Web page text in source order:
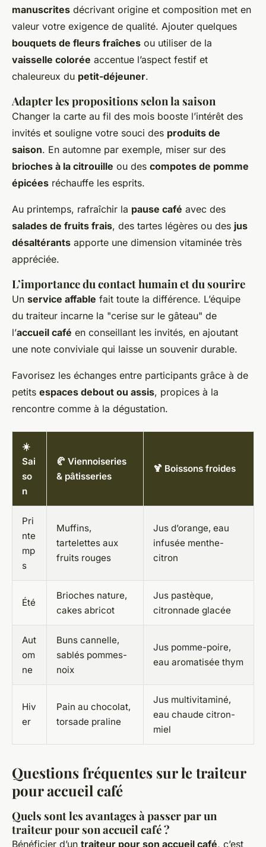
manuscrites décrivant origine et composition met en
valeur votre exigence de qualité. Ajouter quelques
bouquets de fleurs fraîches ou utiliser de la
vaisselle colorée accentue l’aspect festif et
chaleureux du petit-déjeuner.
Adapter les propositions selon la saison
Changer la carte au fil des mois booste l’intérêt des
invités et souligne votre souci des produits de
saison. En automne par exemple, miser sur des
brioches à la citrouille ou des compotes de pomme
épicées réchauffe les esprits.
Au printemps, rafraîchir la pause café avec des
salades de fruits frais, des tartes légères ou des jus
désaltérants apporte une dimension vitaminée très
appréciée.
L’importance du contact humain et du sourire
Un service affable fait toute la différence. L’équipe
du traiteur incarne la "cerise sur le gâteau" de
l’accueil café en conseillant les invités, en ajoutant
une note conviviale qui laisse un souvenir durable.
Favorisez les échanges entre participants grâce à de
petits espaces debout ou assis, propices à la
rencontre comme à la dégustation.
☀️
Sai
so
n
🥐 Viennoiseries
& pâtisseries
🍹 Boissons froides
Pri
nte
mp
s
Muffins,
tartelettes aux
fruits rouges
Jus d’orange, eau
infusée menthe-
citron
Été
Brioches nature,
cakes abricot
Jus pastèque,
citronnade glacée
Aut
om
ne
Buns cannelle,
sablés pommes-
noix
Jus pomme-poire,
eau aromatisée thym
Hiv
er
Pain au chocolat,
torsade praline
Jus multivitaminé,
eau chaude citron-
miel
Questions fréquentes sur le traiteur
pour accueil café
Quels sont les avantages à passer par un
traiteur pour son accueil café ?
Bénéficier d’un traiteur pour son accueil café, c’est